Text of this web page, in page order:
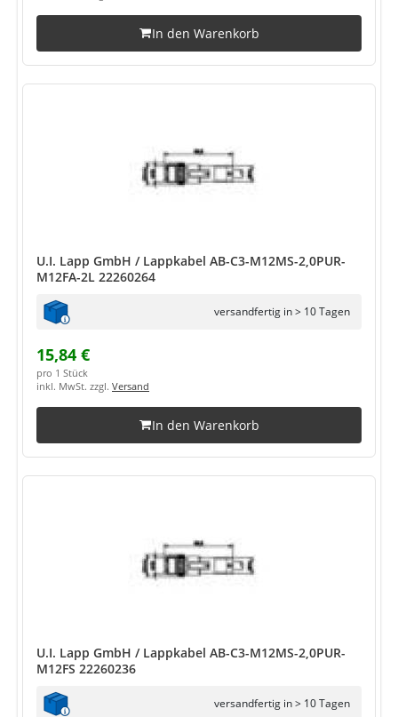
In den Warenkorb
U.I. Lapp GmbH / Lappkabel AB-C3-M12MS-2,0PUR-
M12FA-2L 22260264
versandfertig in > 10 Tagen
15,84 €
pro 1 Stück
inkl. MwSt. zzgl. Versand
In den Warenkorb
U.I. Lapp GmbH / Lappkabel AB-C3-M12MS-2,0PUR-
M12FS 22260236
versandfertig in > 10 Tagen